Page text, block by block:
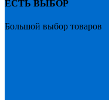
ЕСТЬ ВЫБОР
Большой выбор товаров